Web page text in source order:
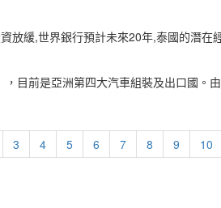
緩,世界銀行預計未來20年,泰國的潛在
目前是亞洲第四大汽車組裝及出口國
3 4 5 6 7 8 9 10